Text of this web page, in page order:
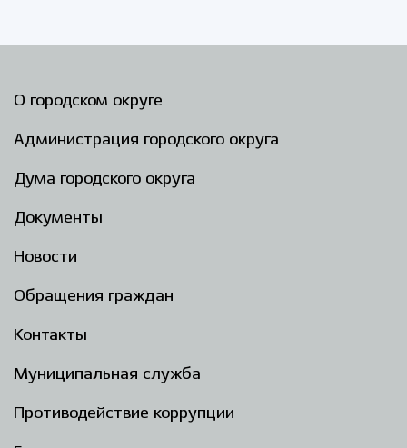
О городском округе
Администрация городского округа
Дума городского округа
Документы
Новости
Обращения граждан
Контакты
Муниципальная служба
Противодействие коррупции